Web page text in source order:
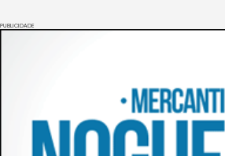
PUBLICIDADE